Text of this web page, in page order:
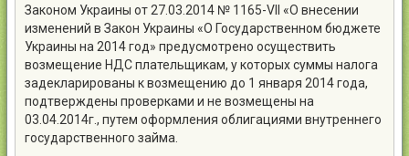
Законом Украины от 27.03.2014 № 1165-VII «О внесении
изменений в Закон Украины «О Государственном бюджете
Украины на 2014 год» предусмотрено осуществить
возмещение НДС плательщикам, у которых суммы налога
задекларированы к возмещению до 1 января 2014 года,
подтверждены проверками и не возмещены на
03.04.2014г., путем оформления облигациями внутреннего
государственного займа.